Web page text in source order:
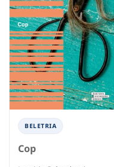
BELETRIA
Cop